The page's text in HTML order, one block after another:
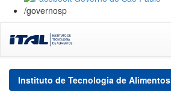
/governosp
navigation
Instituto de Tecnologia de Alimentos